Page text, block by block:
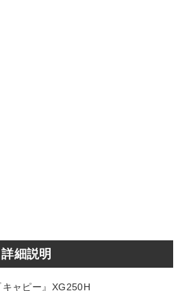
詳細説明
ャピー』XG250H